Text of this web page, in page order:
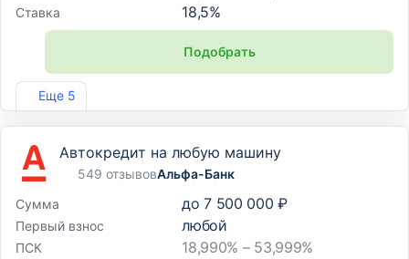
Еще 5
Ставка 18,5%
Подобрать
Лиц. №1343
Автокредит на любую машину
549 отзывовАльфа-Банк
Сумма
до 7 500 000 ₽
Первый взнос любой
ПСК 18,990% – 53,999%